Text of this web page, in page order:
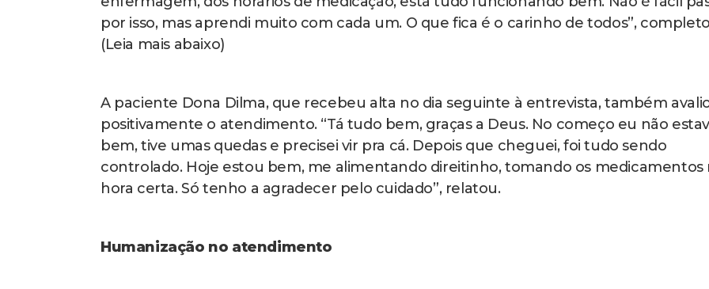
por isso, mas aprendi muito com cada um. O que fica é o carinho de todos”,
(Leia mais abaixo)
A paciente Dona Dilma, que recebeu alta no dia seguinte à entrevista, também
positivamente o atendimento. “Tá tudo bem, graças a Deus. No começo eu não
bem, tive umas quedas e precisei vir pra cá. Depois que cheguei, foi tudo sendo
controlado. Hoje estou bem, me alimentando direitinho, tomando os medicamentos
hora certa. Só tenho a agradecer pelo cuidado”, relatou.
Humanização no atendimento